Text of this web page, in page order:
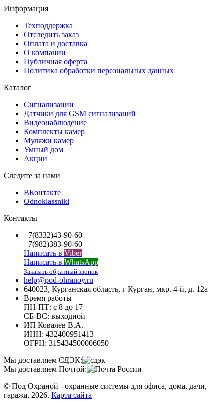
Информация
Техподдержка
Отследить заказ
Оплата и доставка
О компании
Публичная оферта
Политика обработки персональных данных
Каталог
Сигнализации
Датчики для GSM сигнализаций
Видеонаблюдение
Комплекты камер
Муляжи камер
Умный дом
Акции
Следите за нами
ВКонтакте
Odnoklassniki
Контакты
+7(8332)43-90-60
+7(982)383-90-60
Написать в Viber
Написать в WhatsApp
Заказать обратный звонок
help@pod-ohranoy.ru
640023, Курганская область, г Курган, мкр. 4-й, д. 12а
Время работы
ПН-ПТ: с 8 до 17
СБ-ВС: выходной
ИП Ковалев В.А.
ИНН: 432400951413
ОГРН: 315434500006050
Мы доставляем СДЭК:
Мы доставляем Почтой:
© Под Охраной - охранные системы для офиса, дома, дачи,
гаража, 2026. Карта сайта